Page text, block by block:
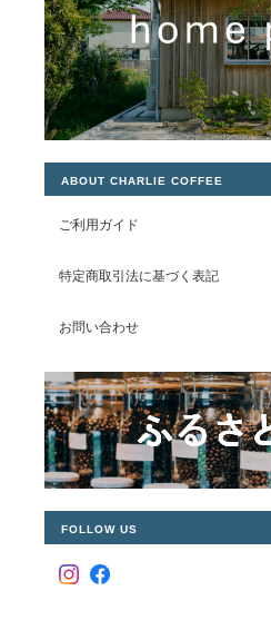
ABOUT CHARLIE COFFEE
ご利用ガイド
特定商取引法に基づく表記
お問い合わせ
FOLLOW US